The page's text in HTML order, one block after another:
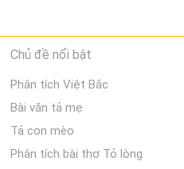
Chủ đề nổi bật
Phân tích Việt Bắc
Bài văn tả mẹ
Tả con mèo
Phân tích bài thơ Tỏ lòng